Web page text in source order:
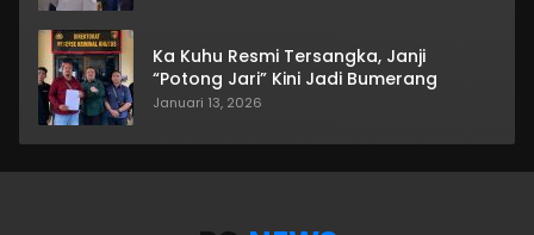
Ka Kuhu Resmi Tersangka, Janji
“Potong Jari” Kini Jadi Bumerang
Januari 13, 2026